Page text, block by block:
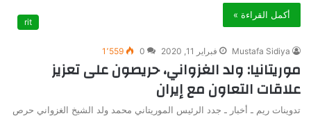
أكمل القراءة »
Mustafa Sidiya فبراير 11, 2020 0 1٬559
موريتانيا: ولد الغزواني، حريصون على تعزيز
علاقات التعاون مع إيران
تدوينات ريم ـ أخبار ـ جدد الرئيس الموريتاني محمد ولد الشيخ الغزواني حرص